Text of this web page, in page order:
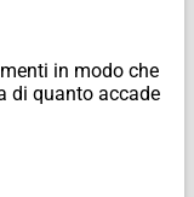
in modo che
di quanto accade